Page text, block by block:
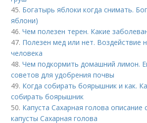
45. Богатырь яблоки когда снимать.
яблони)
46.Чем полезен терен. Какие
47. Полезен мед или нет. Воздействие
человека
48.Чем подкормить домашний лимон.
советов для удобрения почвы
49. Когда собирать боярышник и как.
собирать боярышник
50. Капуста Сахарная голова описание
капусты Сахарная голова